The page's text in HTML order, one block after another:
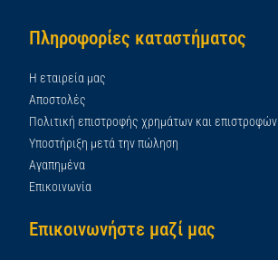
Πληροφορίες καταστήματος
Η εταιρεία μας
Αποστολές
Πολιτική επιστροφής χρημάτων και επιστροφών
Υποστήριξη μετά την πώληση
Αγαπημένα
Επικοινωνία
Επικοινωνήστε μαζί μας